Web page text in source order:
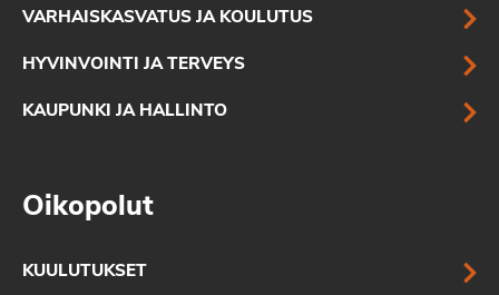
VARHAISKASVATUS JA KOULUTUS
HYVINVOINTI JA TERVEYS
KAUPUNKI JA HALLINTO
Oikopolut
KUULUTUKSET